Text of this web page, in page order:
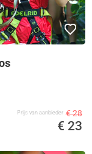
Prijs van aanbieder € 28
€ 23